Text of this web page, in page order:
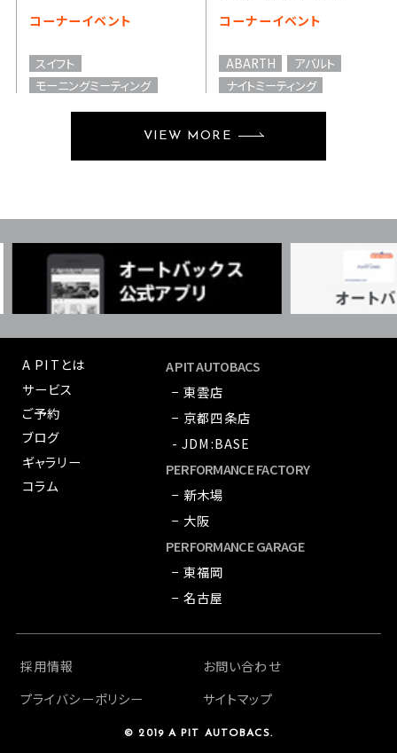
コーナーイベント
スイフト
モーニングミーティング
コーナーイベント
ABARTH
アバルト
ナイトミーティング
VIEW MORE
A PITとは
サービス
ご予約
ブログ
ギャラリー
コラム
A PIT AUTOBACS
− 東雲店
− 京都四条店
- JDM:BASE
PERFORMANCE FACTORY
− 新木場
− 大阪
PERFORMANCE GARAGE
− 東福岡
− 名古屋
採用情報
お問い合わせ
プライバシーポリシー
サイトマップ
© 2019 A PIT AUTOBACS.